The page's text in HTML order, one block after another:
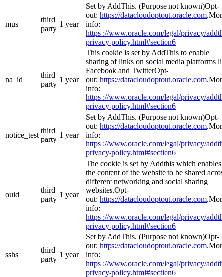
mus
third
party
1 year
Set by AddThis. (Purpose not known)Opt-
out: https://datacloudoptout.oracle.com
info:
https ://www.oracle.com/legal/privacy/
privacy-policy.html#section6
na_id
third
party
1 year
This cookie is set by AddThis to enable
sharing of links on social media platforms
Facebook and TwitterOpt-
out: https://datacloudoptout.oracle.com
info:
https ://www.oracle.com/legal/privacy/
privacy-policy.html#section6
notice_test
third
party
1 year
Set by AddThis. (Purpose not known)Opt-
out: https://datacloudoptout.oracle.com
info:
https ://www.oracle.com/legal/privacy/
privacy-policy.html#section6
ouid
third
party
1 year
The cookie is set by Addthis which enables
the content of the website to be shared
different networking and social sharing
websites.Opt-
out: https://datacloudoptout.oracle.com
info:
https ://www.oracle.com/legal/privacy/
privacy-policy.html#section6
sshs
third
party
1 year
Set by AddThis. (Purpose not known)Opt-
out: https://datacloudoptout.oracle.com
info:
https ://www.oracle.com/legal/privacy/
privacy-policy.html#section6